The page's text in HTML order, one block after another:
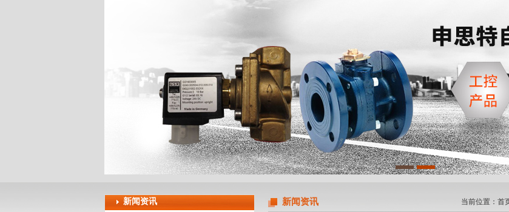
上海申思特自动化设备有限公司
新闻资讯 新闻资讯 当前位置： 首